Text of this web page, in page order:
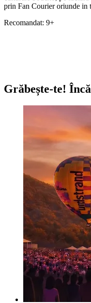
prin Fan Courier oriunde in
Recomandat: 9+
Grăbește-te!